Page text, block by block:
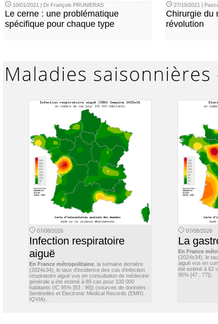
10/01/2021 | Dr François PRUNIERAS
Le cerne : une problématique
spécifique pour chaque type
27/10/2021 |
Chirurgie du
révolution
07/08/2026
Infection respiratoire
aiguë
En France métropolitaine , la semaine dernière
(2024s34), le taux d’incidence des cas d’infection
respiratoire aiguë vus en consultation de médecine
générale a été estimé à 89 cas pour 100 000
habitants (IC 95% [83 ; 96]) (sources de données :
Sentinelles et Electronic Medical Records (EMR)
IQVIA).
07/08/2026
La
En France
(2024s34), le
aiguë vus en
été estimé à 62
95% [47 ; 77]).